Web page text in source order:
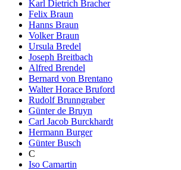
Karl Dietrich Bracher
Felix Braun
Hanns Braun
Volker Braun
Ursula Bredel
Joseph Breitbach
Alfred Brendel
Bernard von Brentano
Walter Horace Bruford
Rudolf Brunngraber
Günter de Bruyn
Carl Jacob Burckhardt
Hermann Burger
Günter Busch
C
Iso Camartin